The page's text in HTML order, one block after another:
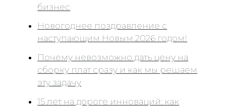
бизнес
Новогоднее поздравление с
наступающим Новым 2026 годом!
Почему невозможно дать цену на
сборку плат сразу и как мы решаем
эту задачу
15 лет на дороге инноваций: как